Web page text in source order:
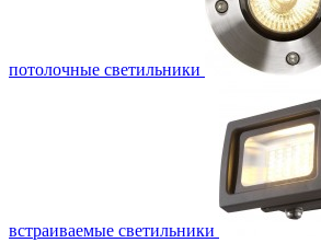
потолочные светильники
встраиваемые светильники